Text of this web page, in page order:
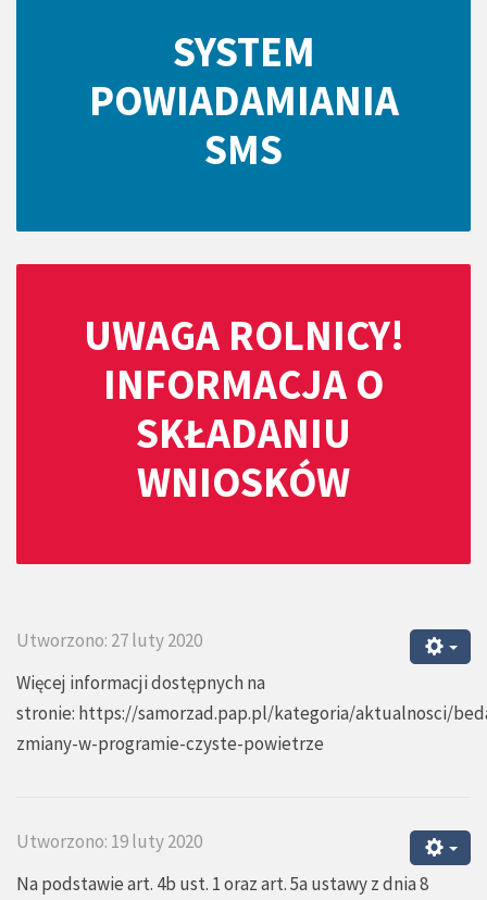
SYSTEM
POWIADAMIANIA
SMS
UWAGA ROLNICY!
INFORMACJA O
SKŁADANIU
WNIOSKÓW
Utworzono: 27 luty 2020
Więcej informacji dostępnych na
stronie: https://samorzad.pap.pl/kategoria/aktualnosci/
zmiany-w-programie-czyste-powietrze
Utworzono: 19 luty 2020
Na podstawie art. 4b ust. 1 oraz art. 5a ustawy z dnia 8